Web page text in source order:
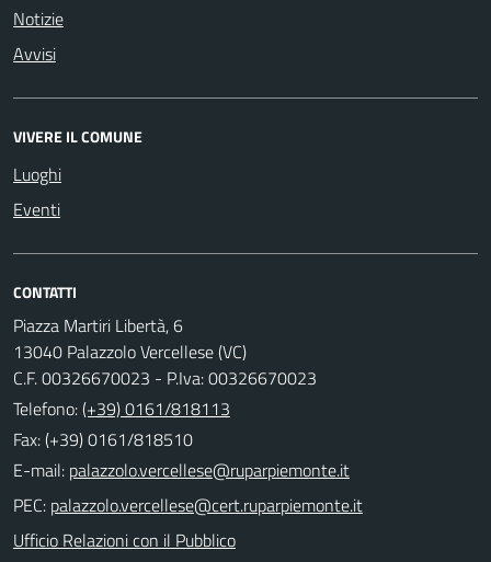
Notizie
Avvisi
VIVERE IL COMUNE
Luoghi
Eventi
CONTATTI
Piazza Martiri Libertà, 6
13040 Palazzolo Vercellese (VC)
C.F. 00326670023 - P.Iva: 00326670023
Telefono:(+39) 0161/818113
Fax: (+39) 0161/818510
E-mail:
PEC:
Ufficio Relazioni con il Pubblico